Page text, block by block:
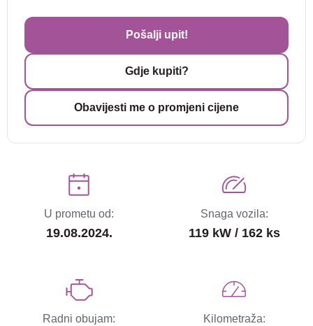
Pošalji upit!
Gdje kupiti?
Obavijesti me o promjeni cijene
U prometu od:
19.08.2024.
Snaga vozila:
119 kW / 162 ks
Radni obujam: Kilometraža: